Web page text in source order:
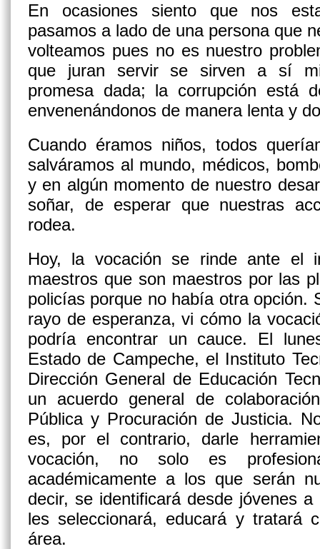
En ocasiones siento que nos
pasamos a lado de una persona que
volteamos pues no es nuestro
que juran servir se sirven a sí
promesa dada; la corrupción está
envenenándonos de manera lenta y
Cuando éramos niños, todos
salváramos al mundo, médicos,
y en algún momento de nuestro
soñar, de esperar que nuestras
rodea.
Hoy, la vocación se rinde ante el
maestros que son maestros por las
policías porque no había otra opción.
rayo de esperanza, vi cómo la
podría encontrar un cauce. El
Estado de Campeche, el Instituto
Dirección General de Educación
un acuerdo general de
Pública y Procuración de Justicia.
es, por el contrario, darle
vocación, no solo es
académicamente a los que serán
decir, se identificará desde jóvenes
les seleccionará, educará y tratará
área.